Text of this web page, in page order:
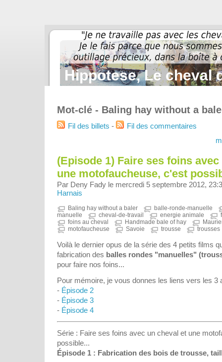
Hippotese, Le cheval
Mot-clé - Baling hay without a
Fil des billets -
Fil des commentaires
(Episode 1) Faire ses foins
une motofaucheuse, c'est
Par Deny Fady le mercredi 5 septembre 2012,
Harnais
Baling hay without a baler
balle-ronde-manuelle
manuelle
cheval-de-travail energie animale
foins au cheval
Handmade bale of hay
motofaucheuse
Savoie trousse trousses
Voilà le dernier opus de la série des 4 petits films
fabrication des balles rondes "manuelles"
pour faire nos foins...
Pour mémoire, je vous donnes les liens vers les 3
- Épisode 2
- Épisode 3
- Épisode 4
Série : Faire ses foins avec un cheval et une
possible...
Épisode 1 : Fabrication des bois de trousse,